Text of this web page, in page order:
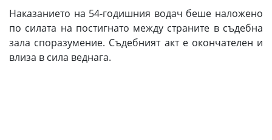
Наказанието на 54-годишния водач беше наложено
по силата на постигнато между страните в съдебна
зала споразумение. Съдебният акт е окончателен и
влиза в сила веднага.